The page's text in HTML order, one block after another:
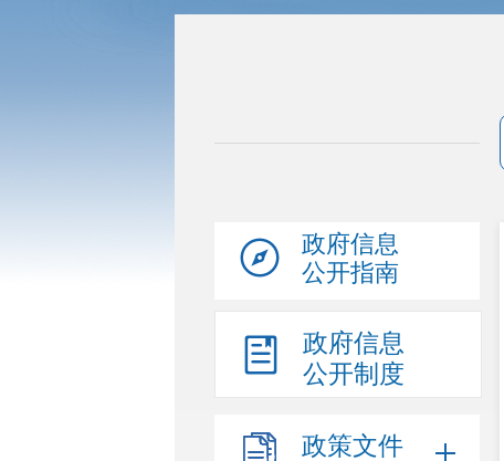
政府信息
公开指南
政府信息
公开制度
政策文件